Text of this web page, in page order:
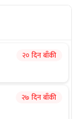
२० दिन बाँकी
२७ दिन बाँकी